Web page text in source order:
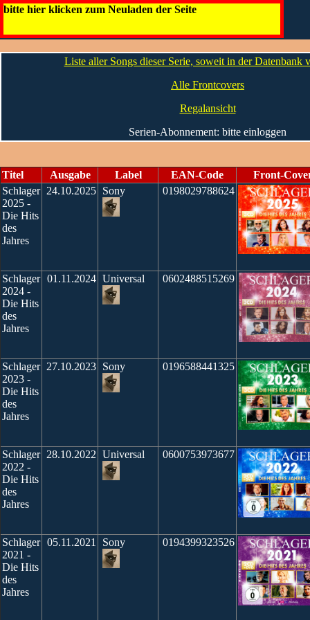
bitte hier klicken zum Neuladen der Seite
Schlager - Die Hits des Jahres
Liste aller Songs dieser Serie, soweit in der Datenbank
Alle Frontcovers
Regalansicht
Serien-Abonnement: bitte einloggen
Titel Ausgabe Label EAN-Code
Front-
Schlager
2025 -
Die Hits
des
Jahres
24.10.2025 Sony 0198029788624
Schlager
2024 -
Die Hits
des
Jahres
01.11.2024 Universal 0602488515269
Schlager
2023 -
Die Hits
des
Jahres
27.10.2023 Sony 0196588441325
Schlager
2022 -
Die Hits
des
Jahres
28.10.2022 Universal 0600753973677
Schlager
2021 -
Die Hits
des
Jahres
05.11.2021 Sony 0194399323526